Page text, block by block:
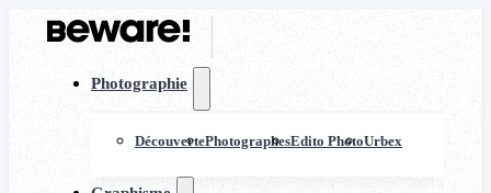
Photographie
DécouvertePhotographesEdito PhotoUrbex